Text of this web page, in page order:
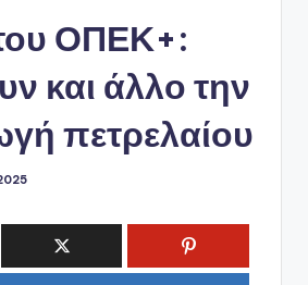
ΟΠΕΚ+:
και άλλο την
πετρελαίου